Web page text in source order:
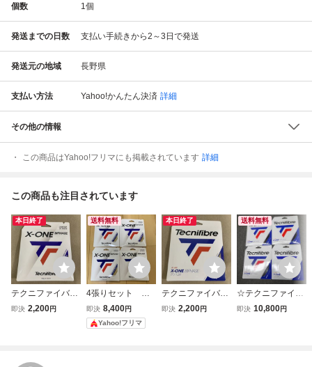
個数 1個
発送までの日数 支払い手続きから2～3日で発送
発送元の地域 長野県
支払い方法 Yahoo!かんたん決済 詳細
その他の情報
この商品はYahoo!フリマにも掲載されています 詳細
この商品も注目されています
本日終了
テクニファイバ
ー X-ONE バイ
即決 2,200円
送料無料
4張りセット テ
クニファイバー
X-ONE バイフェ
イズ 1.24mm
即決 8,400円
Yahoo!フリマ
本日終了
テクニファイバ
ー X-ONE バイ
即決 2,200円
送料無料
☆テクニファイバ
ー エックスワン
即決 10,800円